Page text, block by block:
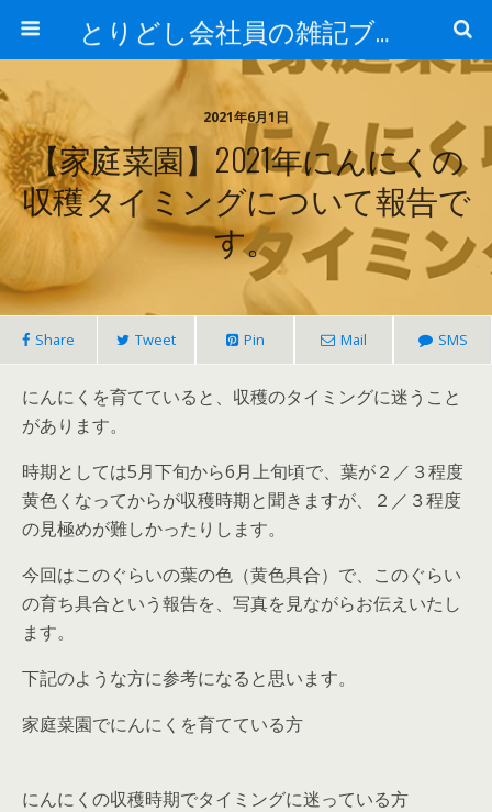
とりどし会社員の雑記ブログ
2021年6月1日
【家庭菜園】2021年にんにくの
収穫タイミングについて報告で
す。
Share Tweet Pin Mail SMS
にんにくを育てていると、収穫のタイミングに迷うこと
があります。
時期としては5月下旬から6月上旬頃で、葉が２／３程度
黄色くなってからが収穫時期と聞きますが、２／３程度
の見極めが難しかったりします。
今回はこのぐらいの葉の色（黄色具合）で、このぐらい
の育ち具合という報告を、写真を見ながらお伝えいたし
ます。
下記のような方に参考になると思います。
家庭菜園でにんにくを育てている方
にんにくの収穫時期でタイミングに迷っている方